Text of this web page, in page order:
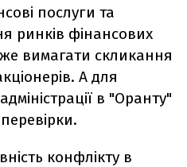
послуги та
ринків фінансових
вимагати скликання
А для
в "Оранту"
конфлікту в